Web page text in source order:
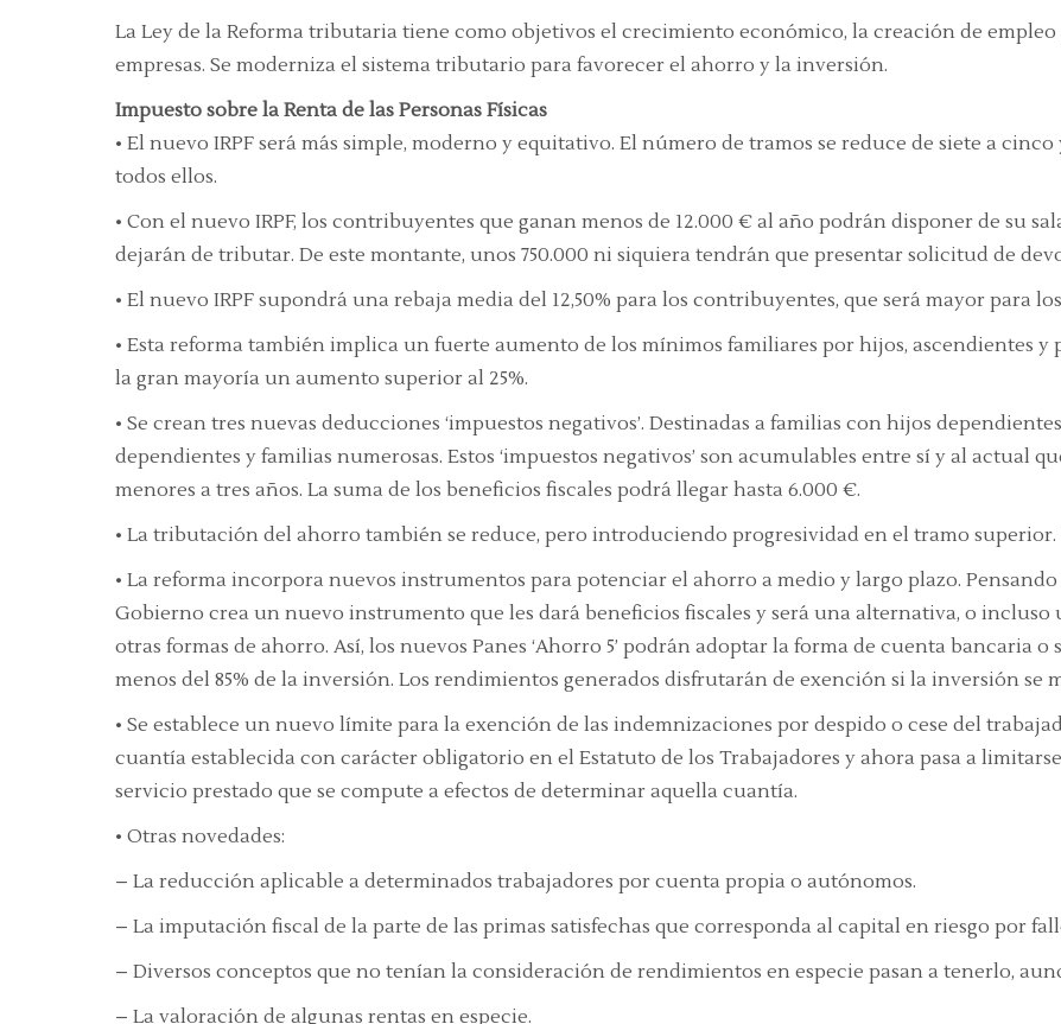
La Ley de la Reforma tributaria tiene como objetivos el crecimiento económico, la creación de
empresas. Se moderniza el sistema tributario para favorecer el ahorro y la inversión.
Impuesto sobre la Renta de las Personas Físicas
• El nuevo IRPF será más simple, moderno y equitativo. El número de tramos se reduce de siete a
todos ellos.
• Con el nuevo IRPF, los contribuyentes que ganan menos de 12.000 € al año podrán disponer de su
dejarán de tributar. De este montante, unos 750.000 ni siquiera tendrán que presentar solicitud de
• El nuevo IRPF supondrá una rebaja media del 12,50% para los contribuyentes, que será mayor para
• Esta reforma también implica un fuerte aumento de los mínimos familiares por hijos, ascendientes y
la gran mayoría un aumento superior al 25%.
• Se crean tres nuevas deducciones ‘impuestos negativos’. Destinadas a familias con hijos
dependientes y familias numerosas. Estos ‘impuestos negativos’ son acumulables entre sí y al actual
menores a tres años. La suma de los beneficios fiscales podrá llegar hasta 6.000 €.
• La tributación del ahorro también se reduce, pero introduciendo progresividad en el tramo superior.
• La reforma incorpora nuevos instrumentos para potenciar el ahorro a medio y largo plazo.
Gobierno crea un nuevo instrumento que les dará beneficios fiscales y será una alternativa, o incluso
otras formas de ahorro. Así, los nuevos Panes ‘Ahorro 5’ podrán adoptar la forma de cuenta bancaria
menos del 85% de la inversión. Los rendimientos generados disfrutarán de exención si la inversión se
• Se establece un nuevo límite para la exención de las indemnizaciones por despido o cese del
cuantía establecida con carácter obligatorio en el Estatuto de los Trabajadores y ahora pasa a
servicio prestado que se compute a efectos de determinar aquella cuantía.
• Otras novedades:
– La reducción aplicable a determinados trabajadores por cuenta propia o autónomos.
– La imputación fiscal de la parte de las primas satisfechas que corresponda al capital en riesgo por
– Diversos conceptos que no tenían la consideración de rendimientos en especie pasan a tenerlo,
– La valoración de algunas rentas en especie.